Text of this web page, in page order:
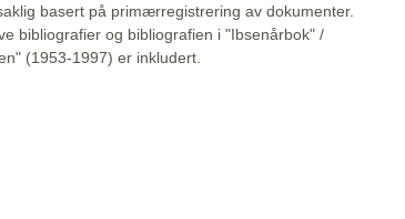
basert på primærregistrering av dokumenter.
bibliografier og bibliografien i "Ibsenårbok" /
(1953-1997) er inkludert.